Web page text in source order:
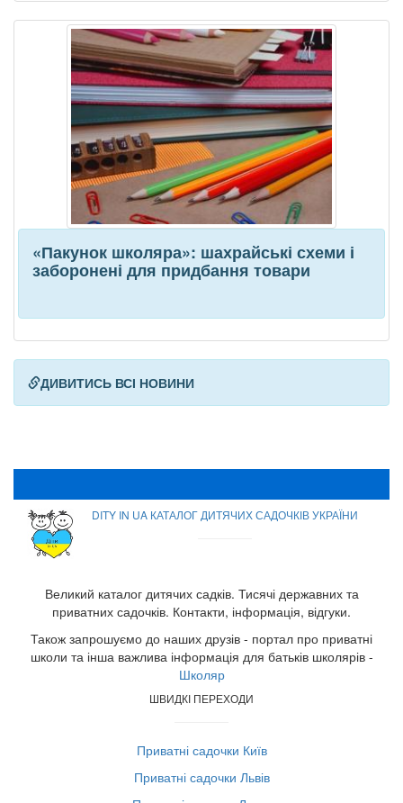
«Пакунок школяра»: шахрайські схеми і
заборонені для придбання товари
ДИВИТИСЬ ВСІ НОВИНИ
DITY IN UA КАТАЛОГ ДИТЯЧИХ САДОЧКІВ УКРАЇНИ
Великий каталог дитячих садків. Тисячі державних та
приватних садочків. Контакти, інформація, відгуки.
Також запрошуємо до наших друзів - портал про приватні
школи та інша важлива інформація для батьків школярів -
Школяр
ШВИДКІ ПЕРЕХОДИ
Приватні садочки Київ
Приватні садочки Львів